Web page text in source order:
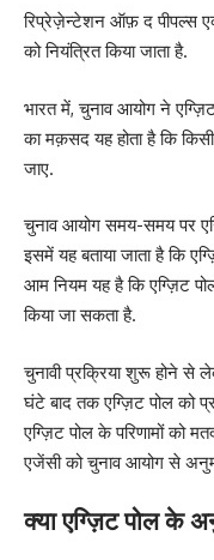
रिप्रेज़ेन्टेशन ऑफ़ द पीपल्स
को नियंत्रित किया जाता है.
भारत में, चुनाव आयोग ने
का मक़सद यह होता है कि
जाए.
चुनाव आयोग समय-समय पर
इसमें यह बताया जाता है कि
आम नियम यह है कि एग्ज़िट
किया जा सकता है.
चुनावी प्रक्रिया शुरू होने
घंटे बाद तक एग्ज़िट पोल को
एग्ज़िट पोल के परिणामों को
एजेंसी को चुनाव आयोग से
क्या एग्ज़िट पोल के